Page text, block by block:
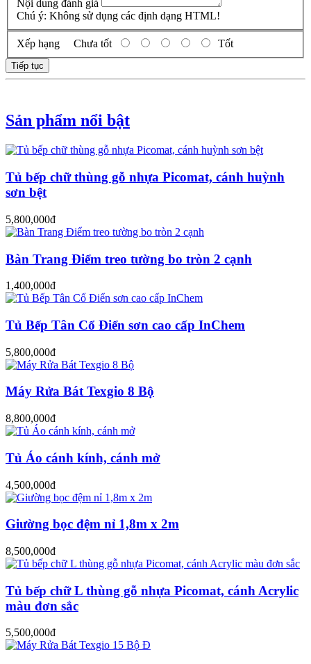
Nội dung đánh giá
Chú ý: Không sử dụng các định dạng HTML!
Xếp hạng Chưa tốt Tốt
Tiếp tục
Sản phẩm nổi bật
Tủ bếp chữ thùng gỗ nhựa Picomat, cánh huỳnh
sơn bệt
5,800,000đ
Bàn Trang Điểm treo tường bo tròn 2 cạnh
1,400,000đ
Tủ Bếp Tân Cổ Điển sơn cao cấp InChem
5,800,000đ
Máy Rửa Bát Texgio 8 Bộ
8,800,000đ
Tủ Áo cánh kính, cánh mở
4,500,000đ
Giường bọc đệm nỉ 1,8m x 2m
8,500,000đ
Tủ bếp chữ L thùng gỗ nhựa Picomat, cánh Acrylic
màu đơn sắc
5,500,000đ